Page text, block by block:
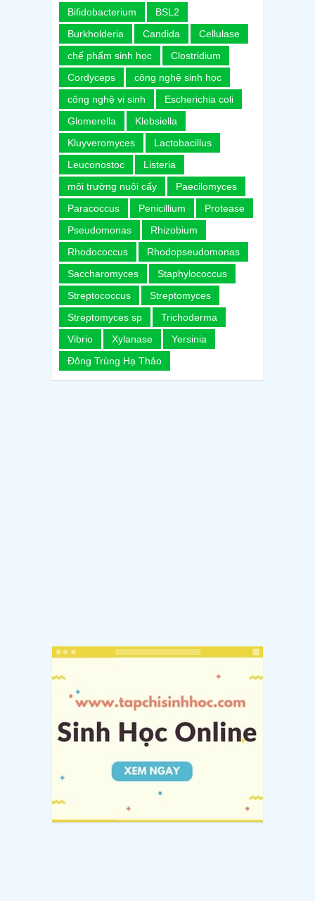
Bifidobacterium
BSL2
Burkholderia
Candida
Cellulase
chế phẩm sinh học
Clostridium
Cordyceps
công nghệ sinh học
công nghệ vi sinh
Escherichia coli
Glomerella
Klebsiella
Kluyveromyces
Lactobacillus
Leuconostoc
Listeria
môi trường nuôi cấy
Paecilomyces
Paracoccus
Penicillium
Protease
Pseudomonas
Rhizobium
Rhodococcus
Rhodopseudomonas
Saccharomyces
Staphylococcus
Streptococcus
Streptomyces
Streptomyces sp
Trichoderma
Vibrio
Xylanase
Yersinia
Đông Trùng Hạ Thảo